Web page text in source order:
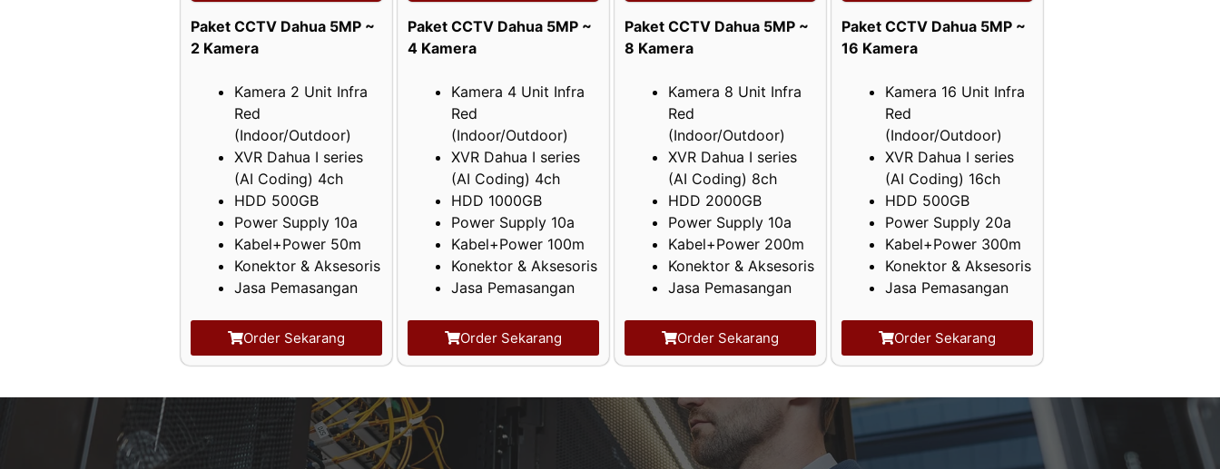
Paket CCTV Dahua 5MP ~
2 Kamera
Kamera 2 Unit Infra
Red
(Indoor/Outdoor)
XVR Dahua I series
(AI Coding) 4ch
HDD 500GB
Power Supply 10a
Kabel+Power 50m
Konektor & Aksesoris
Jasa Pemasangan
Order Sekarang
Paket CCTV Dahua 5MP ~
4 Kamera
Kamera 4 Unit Infra
Red
(Indoor/Outdoor)
XVR Dahua I series
(AI Coding) 4ch
HDD 1000GB
Power Supply 10a
Kabel+Power 100m
Konektor & Aksesoris
Jasa Pemasangan
Order Sekarang
Paket CCTV Dahua 5MP ~
8 Kamera
Kamera 8 Unit Infra
Red
(Indoor/Outdoor)
XVR Dahua I series
(AI Coding) 8ch
HDD 2000GB
Power Supply 10a
Kabel+Power 200m
Konektor & Aksesoris
Jasa Pemasangan
Order Sekarang
Paket CCTV Dahua 5MP ~
16 Kamera
Kamera 16 Unit Infra
Red
(Indoor/Outdoor)
XVR Dahua I series
(AI Coding) 16ch
HDD 500GB
Power Supply 20a
Kabel+Power 300m
Konektor & Aksesoris
Jasa Pemasangan
Order Sekarang